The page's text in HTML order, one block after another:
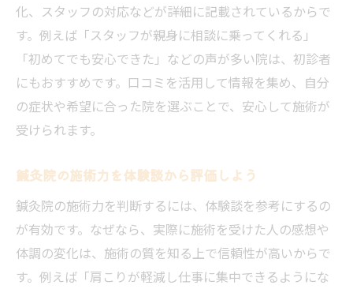
化、スタッフの対応などが詳細に記載されているからで
す。例えば「スタッフが親身に相談に乗ってくれる」
「初めてでも安心できた」などの声が多い院は、初診者
にもおすすめです。口コミを活用して情報を集め、自分
の症状や希望に合った院を選ぶことで、安心して施術が
受けられます。
鍼灸院の施術力を体験談から評価しよう
鍼灸院の施術力を判断するには、体験談を参考にするの
が有効です。なぜなら、実際に施術を受けた人の感想や
体調の変化は、施術の質を知る上で信頼性が高いからで
す。例えば「肩こりが軽減し仕事に集中できるようにな